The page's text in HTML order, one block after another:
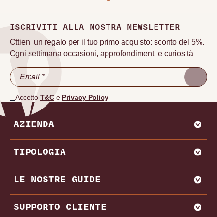
ISCRIVITI ALLA NOSTRA NEWSLETTER
Ottieni un regalo per il tuo primo acquisto: sconto del 5%.
Ogni settimana occasioni, approfondimenti e curiosità
Accetto T&Ce Privacy Policy
AZIENDA
CHI SIAMO
VADEMECUM VINODOO
ENOWEB
VENDI CON NOI
TIPOLOGIA
AGLIANICO
AMARONE
BAROLO
BRUNELLO DI MONTALCINO
LE NOSTRE GUIDE
MIGLIORI PRODUTTORI E CANTINE ITALIA
MIGLIORI PRODUTTORI E CANTINE FRANCIA
SUPPORTO CLIENTE